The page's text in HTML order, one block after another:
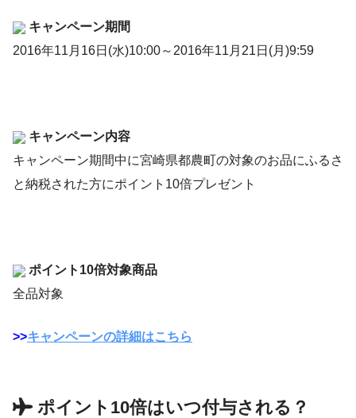
キャンペーン期間
2016年11月16日(水)10:00～2016年11月21日(月)9:59
キャンペーン内容
キャンペーン期間中に宮崎県都農町の対象のお品にふるさ
と納税された方にポイント10倍プレゼント
ポイント10倍対象商品
全品対象
>>キャンペーンの詳細はこちら
ポイント10倍はいつ付与される？